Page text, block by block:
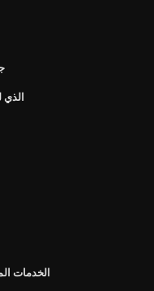
الذي لديه أفضل
الخدمات